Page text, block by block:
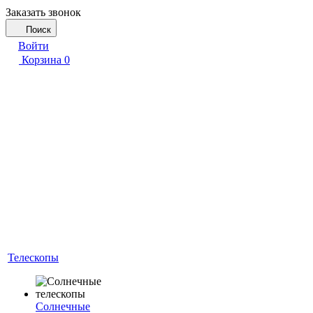
Заказать звонок
Поиск
Войти
Корзина 0
Телескопы
Солнечные